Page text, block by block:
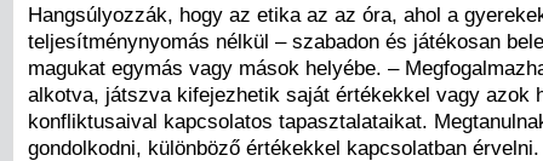
Hangsúlyozzák, hogy az etika az az óra, ahol a
teljesítménynyomás nélkül – szabadon és játékosan
magukat egymás vagy mások helyébe. –
alkotva, játszva kifejezhetik saját értékekkel vagy azok
konfliktusaival kapcsolatos tapasztalataikat.
gondolkodni, különböző értékekkel kapcsolatban